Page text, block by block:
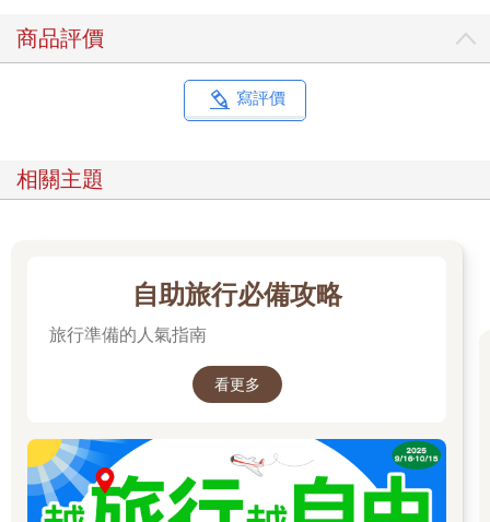
商品評價
寫評價
相關主題
自助旅行必備攻略
旅行準備的人氣指南
看更多